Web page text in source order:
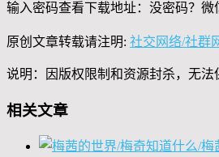
输入密码查看下载地址：没密码？微
原创文章转载请注明: 社交网络/社群
说明：因版权限制和资源封杀，无法
相关文章